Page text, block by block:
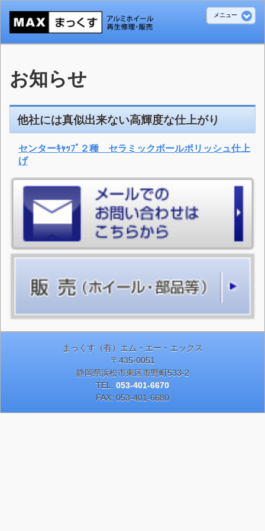
メニュー
お知らせ
他社には真似出来ない高輝度な仕上がり
センターｷｬｯﾌﾟ２種 セラミックボールポリッシュ仕上
げ
まっくす（有）エム・エー・エックス
〒435-0051
静岡県浜松市東区市野町533-2
TEL: 053-401-6670
FAX: 053-401-6680